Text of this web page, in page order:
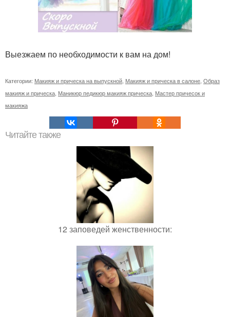
Выезжаем по необходимости к вам на дом!
Категории: Макияж и прическа на выпускной Макияж и прическа в салоне Образ
макияж и прическа Маникюр педикюр макияж прическа Мастер причесок и
макияжа
Читайте также
12 заповедей женственности: